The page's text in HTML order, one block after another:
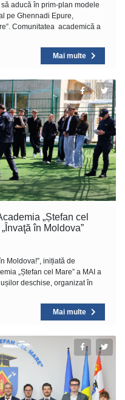
aducă în prim-plan modele
pe Ghennadi Epure,
Comunitatea academică a
Mai multe
„Ștefan cel
în Moldova”
Moldova!”, inițiată de
„Ștefan cel Mare” a MAI a
deschise, organizat în
Mai multe